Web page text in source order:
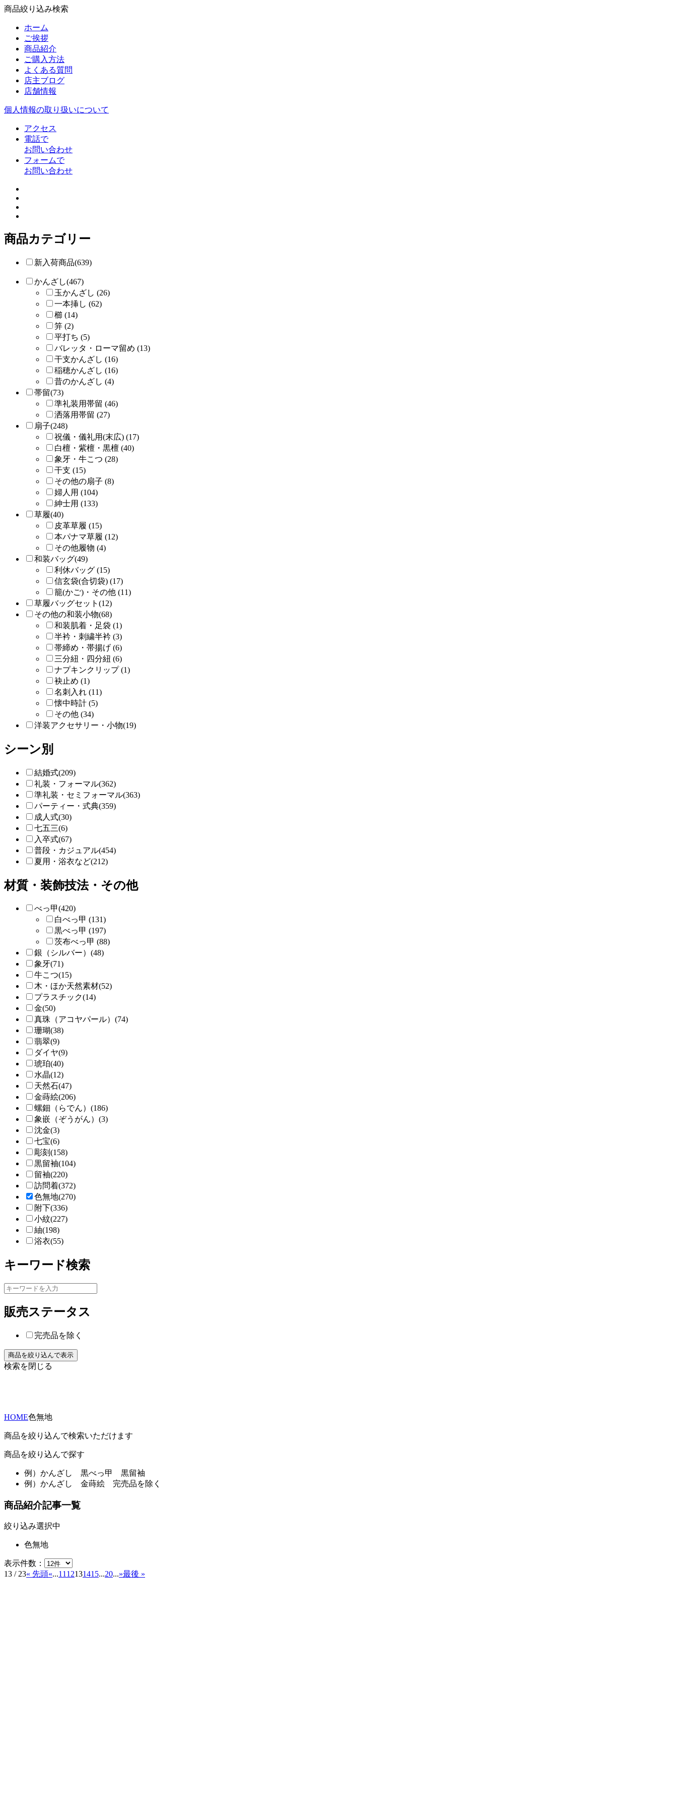
商品絞り込み検索
ホーム
ご挨拶
商品紹介
ご購入方法
よくある質問
店主ブログ
店舗情報
個人情報の取り扱いについて
アクセス
電話で
お問い合わせ
フォームで
お問い合わせ
商品カテゴリー
新入荷商品(639)
かんざし(467)
玉かんざし (26)
一本挿し (62)
櫛 (14)
笄 (2)
平打ち (5)
バレッタ・ローマ留め (13)
干支かんざし (16)
稲穂かんざし (16)
昔のかんざし (4)
帯留(73)
準礼装用帯留 (46)
洒落用帯留 (27)
扇子(248)
祝儀・儀礼用(末広) (17)
白檀・紫檀・黒檀 (40)
象牙・牛こつ (28)
干支 (15)
その他の扇子 (8)
婦人用 (104)
紳士用 (133)
草履(40)
皮革草履 (15)
本パナマ草履 (12)
その他履物 (4)
和装バッグ(49)
利休バッグ (15)
信玄袋(合切袋) (17)
籠(かご)・その他 (11)
草履バッグセット(12)
その他の和装小物(68)
和装肌着・足袋 (1)
半衿・刺繍半衿 (3)
帯締め・帯揚げ (6)
三分紐・四分紐 (6)
ナプキンクリップ (1)
袂止め (1)
名刺入れ (11)
懐中時計 (5)
その他 (34)
洋装アクセサリー・小物(19)
シーン別
結婚式(209)
礼装・フォーマル(362)
準礼装・セミフォーマル(363)
パーティー・式典(359)
成人式(30)
七五三(6)
入卒式(67)
普段・カジュアル(454)
夏用・浴衣など(212)
材質・装飾技法・その他
べっ甲(420)
白べっ甲 (131)
黒べっ甲 (197)
茨布べっ甲 (88)
銀（シルバー）(48)
象牙(71)
牛こつ(15)
木・ほか天然素材(52)
プラスチック(14)
金(50)
真珠（アコヤパール）(74)
珊瑚(38)
翡翠(9)
ダイヤ(9)
琥珀(40)
水晶(12)
天然石(47)
金蒔絵(206)
螺鈿（らでん）(186)
象嵌（ぞうがん）(3)
沈金(3)
七宝(6)
彫刻(158)
黒留袖(104)
留袖(220)
訪問着(372)
色無地(270)
附下(336)
小紋(227)
紬(198)
浴衣(55)
キーワード検索
販売ステータス
完売品を除く
検索を閉じる
HOME色無地
商品を絞り込んで検索いただけます
商品を絞り込んで探す
例） かんざし 黒べっ甲 黒留袖
例） かんざし 金蒔絵 完売品を除く
商品紹介記事一覧
絞り込み選択中
色無地
表示件数：
13 / 23« 先頭«...11 12131415...20...»最後 »